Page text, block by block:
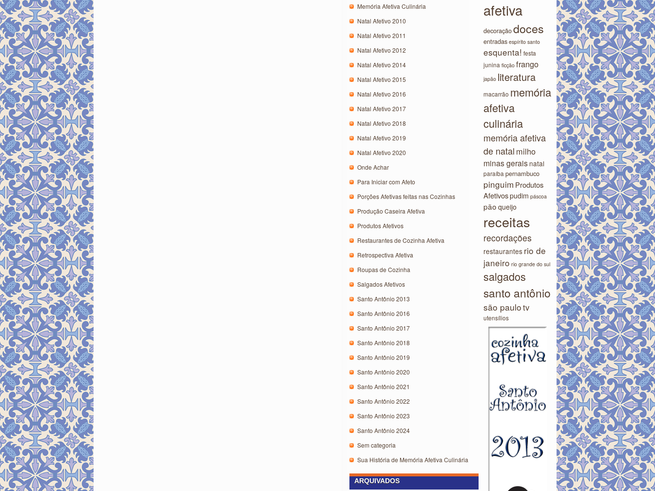
Memória Afetiva Culinária
Natal Afetivo 2010
Natal Afetivo 2011
Natal Afetivo 2012
Natal Afetivo 2014
Natal Afetivo 2015
Natal Afetivo 2016
Natal Afetivo 2017
Natal Afetivo 2018
Natal Afetivo 2019
Natal Afetivo 2020
Onde Achar
Para Iniciar com Afeto
Porções Afetivas feitas nas Cozinhas
Produção Caseira Afetiva
Produtos Afetivos
Restaurantes de Cozinha Afetiva
Retrospectiva Afetiva
Roupas de Cozinha
Salgados Afetivos
Santo Antônio 2013
Santo Antônio 2016
Santo Antônio 2017
Santo Antônio 2018
Santo Antônio 2019
Santo Antônio 2020
Santo Antônio 2021
Santo Antônio 2022
Santo Antônio 2023
Santo Antônio 2024
Sem categoria
Sua História de Memória Afetiva Culinária
ARQUIVADOS
afetiva
decoraçãodoces
entradas espírito santo
esquenta! festa
junina ficção frango
japão literatura
macarrão memória
afetiva
culinária
memória afetiva
de natal milho
minas gerais natal
paraíba pernambuco
pinguim Produtos
Afetivospudim páscoa
pão queijo
receitas
recordações
restaurantes rio de
janeiro rio grande do sul
salgados
santo antônio
são paulotv
utensílios